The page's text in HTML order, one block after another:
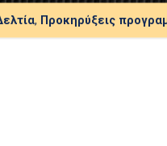
, Προκηρύξεις